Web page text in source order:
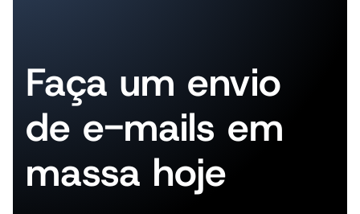
Faça um envio
de e-mails em
massa hoje